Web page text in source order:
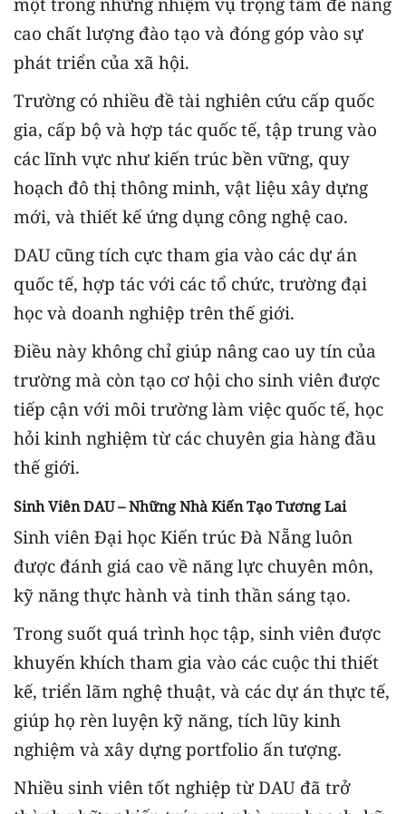
cao chất lượng đào tạo và đóng góp vào sự
phát triển của xã hội.
Trường có nhiều đề tài nghiên cứu cấp quốc
gia, cấp bộ và hợp tác quốc tế, tập trung vào
các lĩnh vực như kiến trúc bền vững, quy
hoạch đô thị thông minh, vật liệu xây dựng
mới, và thiết kế ứng dụng công nghệ cao.
DAU cũng tích cực tham gia vào các dự án
quốc tế, hợp tác với các tổ chức, trường đại
học và doanh nghiệp trên thế giới.
Điều này không chỉ giúp nâng cao uy tín của
trường mà còn tạo cơ hội cho sinh viên được
tiếp cận với môi trường làm việc quốc tế, học
hỏi kinh nghiệm từ các chuyên gia hàng đầu
thế giới.
Sinh Viên DAU – Những Nhà Kiến Tạo Tương Lai
Sinh viên Đại học Kiến trúc Đà Nẵng luôn
được đánh giá cao về năng lực chuyên môn,
kỹ năng thực hành và tinh thần sáng tạo.
Trong suốt quá trình học tập, sinh viên được
khuyến khích tham gia vào các cuộc thi thiết
kế, triển lãm nghệ thuật, và các dự án thực tế,
giúp họ rèn luyện kỹ năng, tích lũy kinh
nghiệm và xây dựng portfolio ấn tượng.
Nhiều sinh viên tốt nghiệp từ DAU đã trở